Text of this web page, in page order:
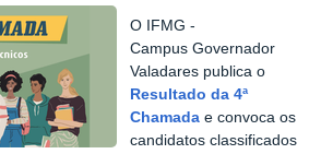
O IFMG -
Campus Governador
Valadares publica o
Resultado da 4ª
Chamada e convoca os
candidatos classificados